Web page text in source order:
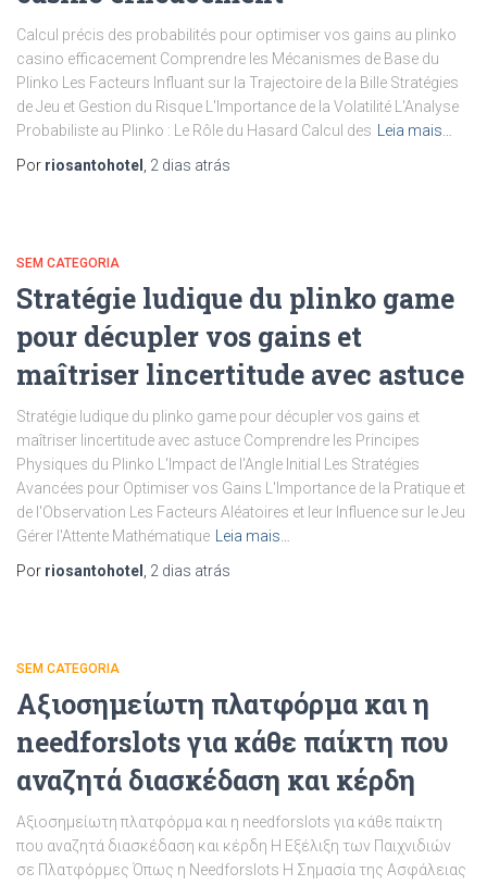
Calcul précis des probabilités pour optimiser vos gains au plinko
casino efficacement Comprendre les Mécanismes de Base du
Plinko Les Facteurs Influant sur la Trajectoire de la Bille Stratégies
de Jeu et Gestion du Risque L'Importance de la Volatilité L'Analyse
Probabiliste au Plinko : Le Rôle du Hasard Calcul des
Leia mais…
Por riosantohotel 2 dias atrás
SEM CATEGORIA
Stratégie ludique du plinko game
pour décupler vos gains et
maîtriser lincertitude avec astuce
Stratégie ludique du plinko game pour décupler vos gains et
maîtriser lincertitude avec astuce Comprendre les Principes
Physiques du Plinko L'Impact de l'Angle Initial Les Stratégies
Avancées pour Optimiser vos Gains L'Importance de la Pratique et
de l'Observation Les Facteurs Aléatoires et leur Influence sur le Jeu
Gérer l'Attente Mathématique
Leia mais…
Por riosantohotel 2 dias atrás
SEM CATEGORIA
Αξιοσημείωτη πλατφόρμα και η
needforslots για κάθε παίκτη που
αναζητά διασκέδαση και κέρδη
Αξιοσημείωτη πλατφόρμα και η needforslots για κάθε παίκτη
που αναζητά διασκέδαση και κέρδη Η Εξέλιξη των Παιχνιδιών
σε Πλατφόρμες Όπως η Needforslots Η Σημασία της Ασφάλειας